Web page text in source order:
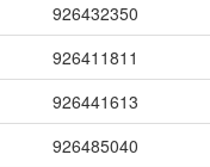
926432350
926411811
926441613
926485040